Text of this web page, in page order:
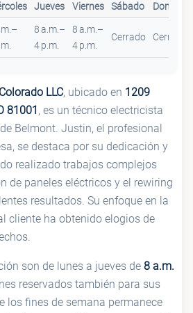
Jueves Viernes Sábado Domingo
8 a.m.–
4 p.m.
8 a.m.–
4 p.m.
Cerrado Cerrado
LLC, ubicado en 1209
81001 , es un técnico electricista
Belmont. Justin, el profesional
se destaca por su dedicación y
realizado trabajos complejos
de paneles eléctricos y el rewiring
resultados. Su enfoque en la
cliente ha obtenido elogios de
son de lunes a jueves de 8 a.m.
reservados también para sus
los fines de semana permanece